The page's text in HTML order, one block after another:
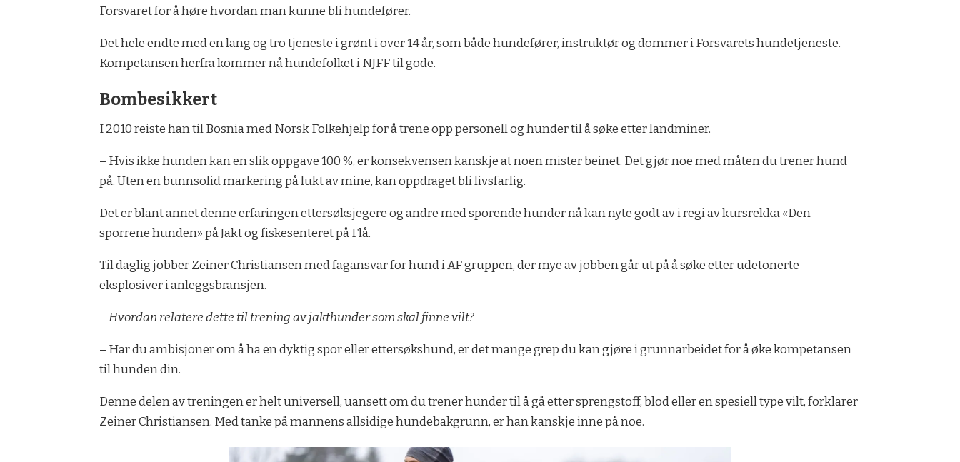
Forsvaret for å høre hvordan man kunne bli hundefører.
Det hele endte med en lang og tro tjeneste i grønt i over 14 år, som både hundefører, instruktør og dommer i Forsvarets hundetjeneste.
Kompetansen herfra kommer nå hundefolket i NJFF til gode.
Bombesikkert
I 2010 reiste han til Bosnia med Norsk Folkehjelp for å trene opp personell og hunder til å søke etter landminer.
– Hvis ikke hunden kan en slik oppgave 100 %, er konsekvensen kanskje at noen mister beinet. Det gjør noe med måten du trener hund
på. Uten en bunnsolid markering på lukt av mine, kan oppdraget bli livsfarlig.
Det er blant annet denne erfaringen ettersøksjegere og andre med sporende hunder nå kan nyte godt av i regi av kursrekka «Den
sporrene hunden» på Jakt og fiskesenteret på Flå.
Til daglig jobber Zeiner Christiansen med fagansvar for hund i AF gruppen, der mye av jobben går ut på å søke etter udetonerte
eksplosiver i anleggsbransjen.
– Hvordan relatere dette til trening av jakthunder som skal finne vilt?
– Har du ambisjoner om å ha en dyktig spor eller ettersøkshund, er det mange grep du kan gjøre i grunnarbeidet for å øke kompetansen
til hunden din.
Denne delen av treningen er helt universell, uansett om du trener hunder til å gå etter sprengstoff, blod eller en spesiell type vilt, forklarer
Zeiner Christiansen. Med tanke på mannens allsidige hundebakgrunn, er han kanskje inne på noe.